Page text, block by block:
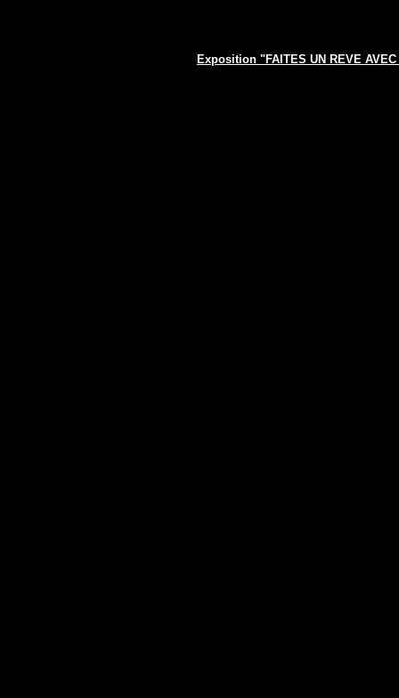
Exposition "FAITES UN REVE